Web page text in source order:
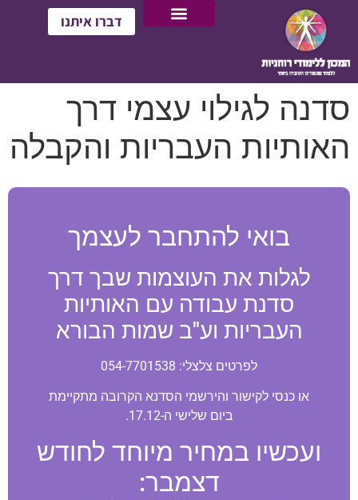
דברו איתנו
סדנה לגילוי עצמי דרך
האותיות העבריות והקבלה
בואי להתחבר לעצמך
לגלות את העוצמות שבך דרך
סדנת עבודה עם האותיות
העבריות וע"ב שמות הבורא
לפרטים צלצלי: 054-7701538
או כנסי לקישור והירשמי הסדנא הקרובה מתקיימת
ביום שלישי ה-17.12.
ועכשיו במחיר מיוחד לחודש
דצמבר: